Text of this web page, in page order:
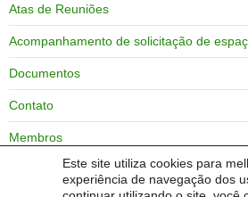
Este site utiliza cookies para
experiência de navegação dos
Atas de Reuniões
Acompanhamento de solicitação de
Documentos
Contato
Membros
Zoneamento do campus Bagé